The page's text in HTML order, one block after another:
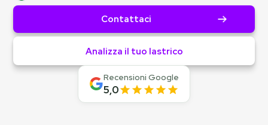
Contattaci
Analizza il tuo lastrico
Recensioni Google
5,0